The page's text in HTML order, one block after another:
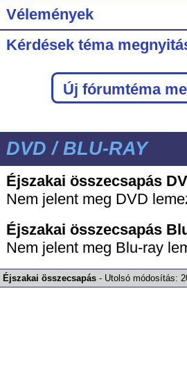
Vélemények
Kérdések téma
Új fórumtéma
DVD / BLU-RAY
Éjszakai összecsapás
Nem jelent meg DVD
Éjszakai összecsapás
Nem jelent meg Blu-ray
Éjszakai összecsapás - Utolsó módosítás: